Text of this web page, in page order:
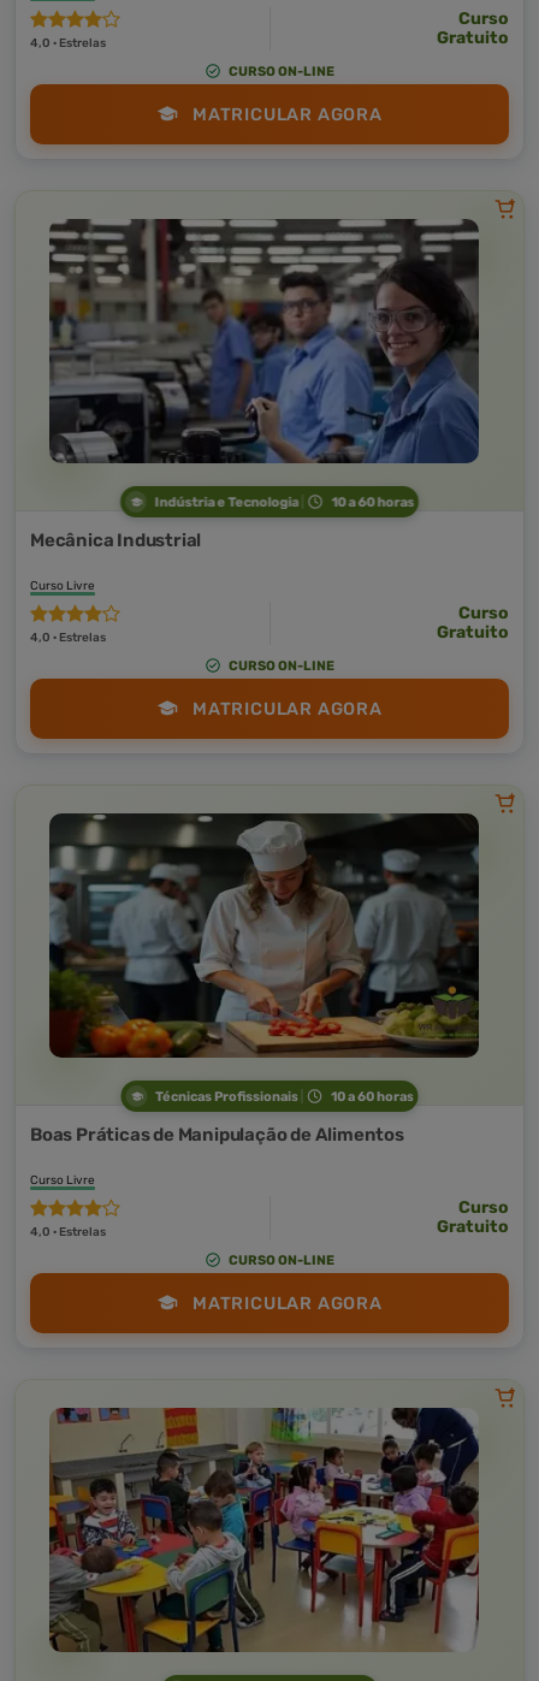
4,0 · Estrelas
Curso
Gratuito
CURSO ON-LINE
MATRICULAR AGORA
Indústria e Tecnologia 10 a 60 horas
Mecânica Industrial
Curso Livre
4,0 · Estrelas
Curso
Gratuito
CURSO ON-LINE
MATRICULAR AGORA
Técnicas Profissionais 10 a 60 horas
Boas Práticas de Manipulação de Alimentos
Curso Livre
4,0 · Estrelas
Curso
Gratuito
CURSO ON-LINE
MATRICULAR AGORA